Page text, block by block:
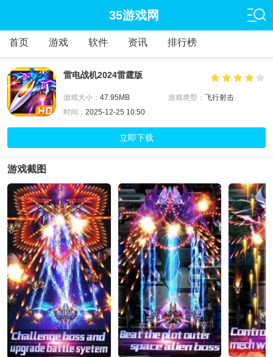
35游戏网
首页 游戏 软件 资讯 排行榜
雷电战机2024雷霆版
游戏大小： 47.95MB 游戏类型： 飞行射击
时间： 2025-12-25 10:50
立即下载
游戏截图